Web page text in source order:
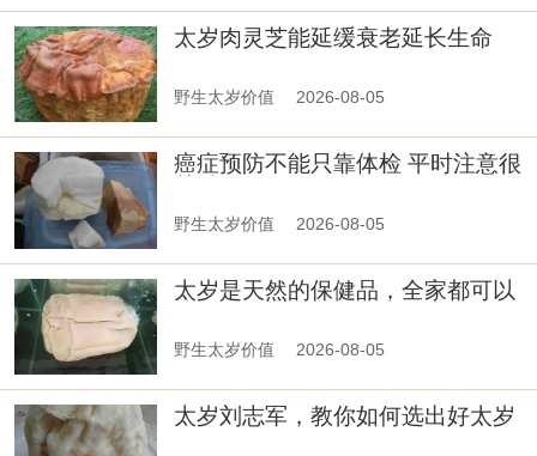
太岁肉灵芝能延缓衰老延长生命
野生太岁价值 2026-08-05
癌症预防不能只靠体检 平时注意很
野生太岁价值 2026-08-05
太岁是天然的保健品，全家都可以
野生太岁价值 2026-08-05
太岁刘志军，教你如何选出好太岁